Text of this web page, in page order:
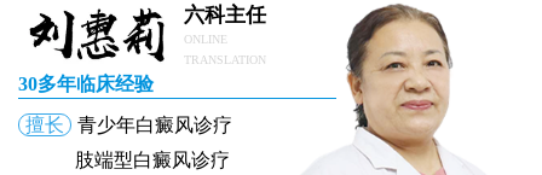
六科主任
ONLINE
TRANSLATION
30多年临床经验
擅长
青少年白癜风诊疗
肢端型白癜风诊疗